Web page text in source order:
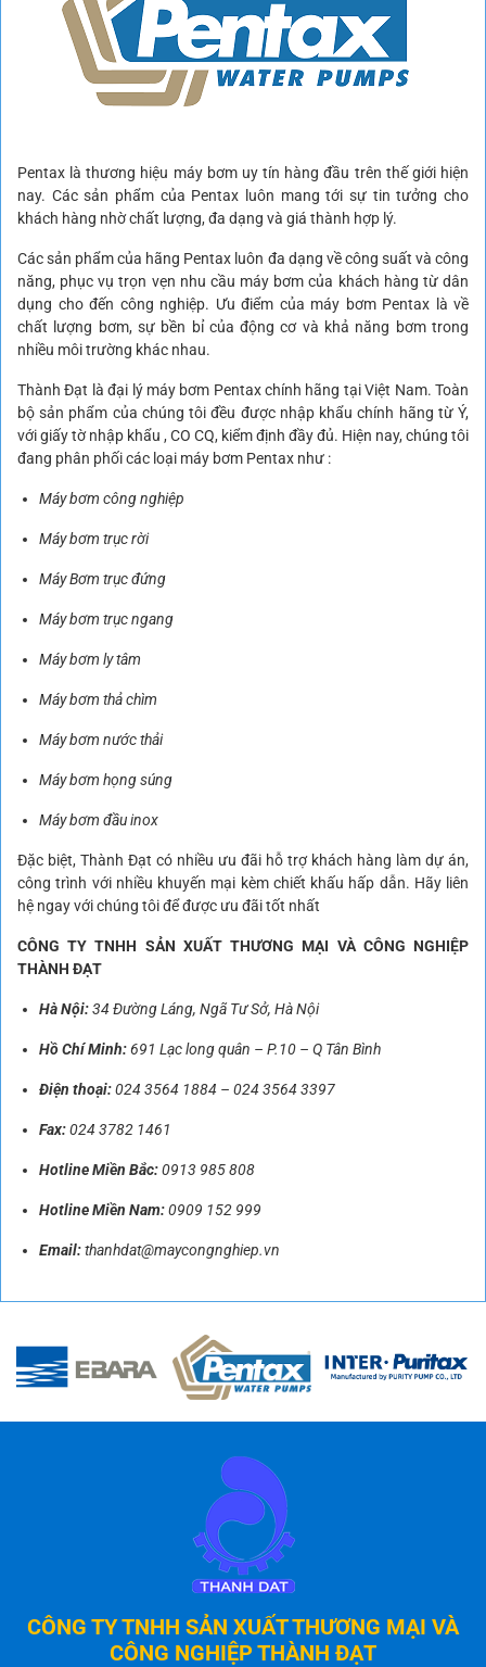
Pentax là thương hiệu máy bơm uy tín hàng đầu trên thế giới hiện
nay. Các sản phẩm của Pentax luôn mang tới sự tin tưởng cho
khách hàng nhờ chất lượng, đa dạng và giá thành hợp lý.
Các sản phẩm của hãng Pentax luôn đa dạng về công suất và công
năng, phục vụ trọn vẹn nhu cầu máy bơm của khách hàng từ dân
dụng cho đến công nghiệp. Ưu điểm của máy bơm Pentax là về
chất lượng bơm, sự bền bỉ của động cơ và khả năng bơm trong
nhiều môi trường khác nhau.
Thành Đạt là đại lý máy bơm Pentax chính hãng tại Việt Nam. Toàn
bộ sản phẩm của chúng tôi đều được nhập khẩu chính hãng từ Ý,
với giấy tờ nhập khẩu , CO CQ, kiểm định đầy đủ. Hiện nay, chúng tôi
đang phân phối các loại máy bơm Pentax như :
Máy bơm công nghiệp
Máy bơm trục rời
Máy Bơm trục đứng
Máy bơm trục ngang
Máy bơm ly tâm
Máy bơm thả chìm
Máy bơm nước thải
Máy bơm họng súng
Máy bơm đầu inox
Đặc biệt, Thành Đạt có nhiều ưu đãi hỗ trợ khách hàng làm dự án,
công trình với nhiều khuyến mại kèm chiết khấu hấp dẫn. Hãy liên
hệ ngay với chúng tôi để được ưu đãi tốt nhất
CÔNG TY TNHH SẢN XUẤT THƯƠNG MẠI VÀ CÔNG NGHIỆP
THÀNH ĐẠT
Hà Nội:34 Đường Láng, Ngã Tư Sở, Hà Nội
Hồ Chí Minh:691 Lạc long quân – P.10 – Q Tân Bình
Điện thoại:024 3564 1884 – 024 3564 3397
Fax:024 3782 1461
Hotline Miền Bắc:0913 985 808
Hotline Miền Nam:0909 152 999
Email:thanhdat@maycongnghiep.vn
CÔNG TY TNHH SẢN XUẤT THƯƠNG MẠI VÀ
CÔNG NGHIỆP THÀNH ĐẠT